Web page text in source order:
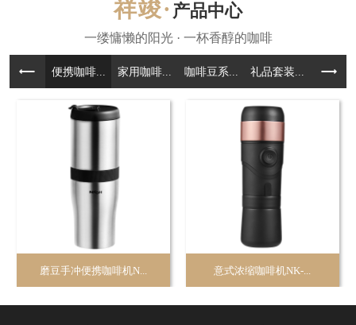
产品中心
便携咖啡... 家用咖啡... 咖啡豆系... 礼品套装... 咖啡周
磨豆手冲便携咖啡机N... 意式浓缩咖啡机NK-...